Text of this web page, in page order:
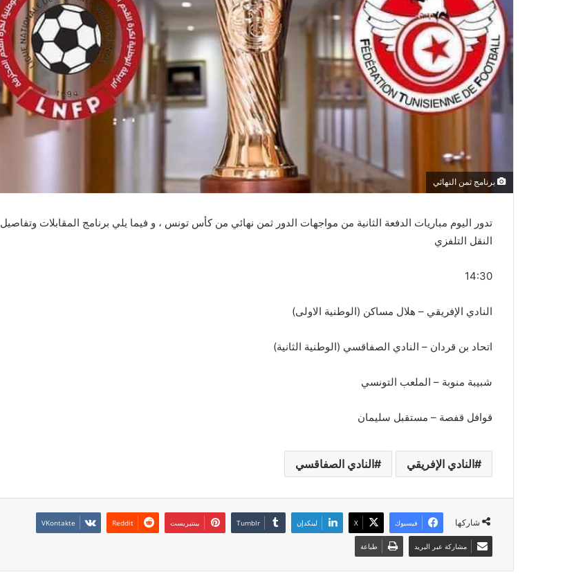
برنامج ثمن النهائي
تدور اليوم مباريات الدفعة الثانية من مواجهات الدور ثمن نهائي من كأس تونس ، و فيما يلي برنامج المقابلات وتفاصيل
النقل التلفزي
14:30
النادي الإفريقي – هلال مساكن (الوطنية الاولى)
اتحاد بن قردان – النادي الصفاقسي (الوطنية الثانية)
شبيبة منوبة – الملعب التونسي
قوافل قفصة – مستقبل سليمان
النادي الإفريقي النادي الصفاقسي
شاركها فيسبوك ‫X لينكدإن بينتيريست
مشاركة عبر البريد طباعة